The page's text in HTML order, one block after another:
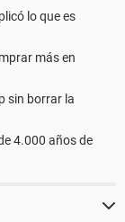
lo que es
más en
sin borrar la
4.000 años de